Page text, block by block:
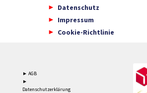
Datenschutz
Impressum
Cookie-Richtlinie
► AGB
►
Datenschutzerklärung